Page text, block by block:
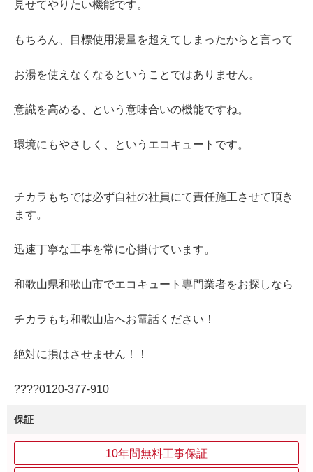
見せてやりたい機能です。
もちろん、目標使用湯量を超えてしまったからと言って
お湯を使えなくなるということではありません。
意識を高める、という意味合いの機能ですね。
環境にもやさしく、というエコキュートです。
チカラもちでは必ず自社の社員にて責任施工させて頂き
ます。
迅速丁寧な工事を常に心掛けています。
和歌山県和歌山市でエコキュート専門業者をお探しなら
チカラもち和歌山店へお電話ください！
絶対に損はさせません！！
????0120‐377‐910
保証
10年間無料工事保証